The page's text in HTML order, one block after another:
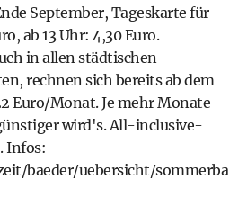
September, Tageskarte für
ab 13 Uhr: 4,30 Euro.
in allen städtischen
rechnen sich bereits ab dem
Euro/Monat. Je mehr Monate
wird's. All-inclusive-
Infos:
baeder/uebersicht/sommerba